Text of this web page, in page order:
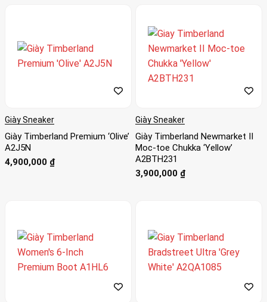
Giày Sneaker
Giày Timberland Premium ‘Olive’
A2J5N
4,900,000 ₫
Giày Sneaker
Giày Timberland Newmarket II
Moc-toe Chukka ‘Yellow’
A2BTH231
3,900,000 ₫